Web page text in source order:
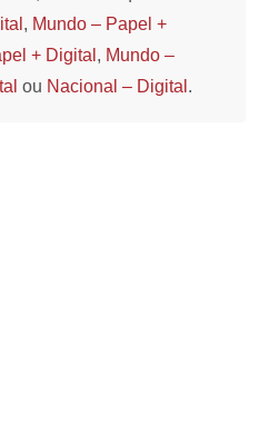
, Mundo – Papel +
+ Digital , Mundo –
ou Nacional – Digital .